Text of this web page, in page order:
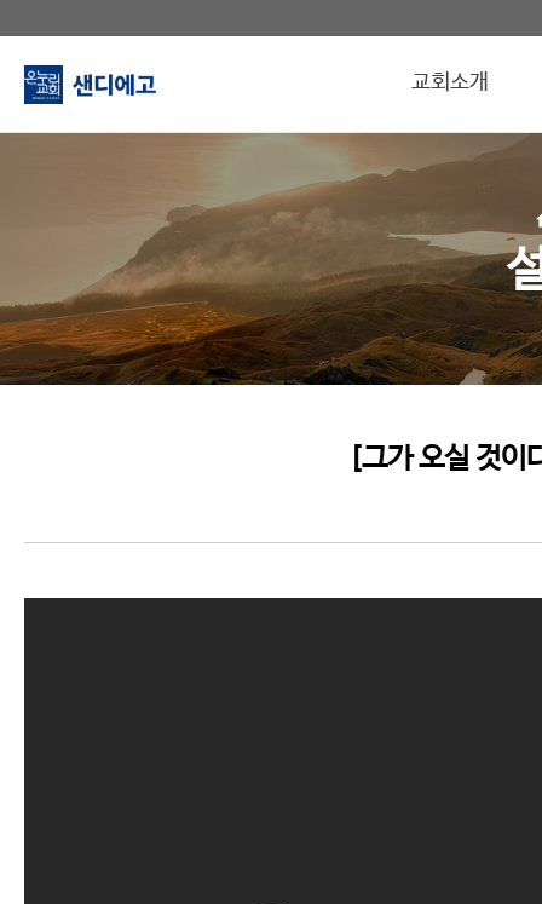
교회소개
[그가 오실 것